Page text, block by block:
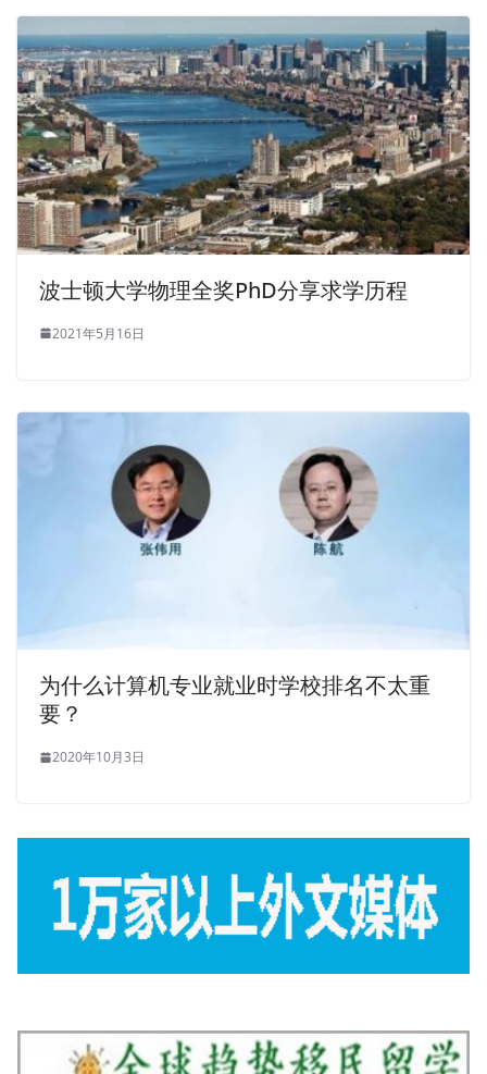
波士顿大学物理全奖PhD分享求学历程
2021年5月16日
为什么计算机专业就业时学校排名不太重
要？
2020年10月3日